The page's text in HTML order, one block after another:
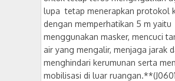
lupa tetap menerapkan protokol
dengan memperhatikan 5 m yaitu
menggunakan masker, mencuci
air yang mengalir, menjaga jarak
menghindari kerumunan serta
mobilisasi di luar